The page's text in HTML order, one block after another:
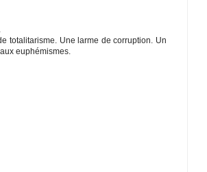
totalitarisme. Une larme de corruption. Un
euphémismes.